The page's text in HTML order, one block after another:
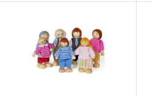
Legno(Testa di Polpetta)